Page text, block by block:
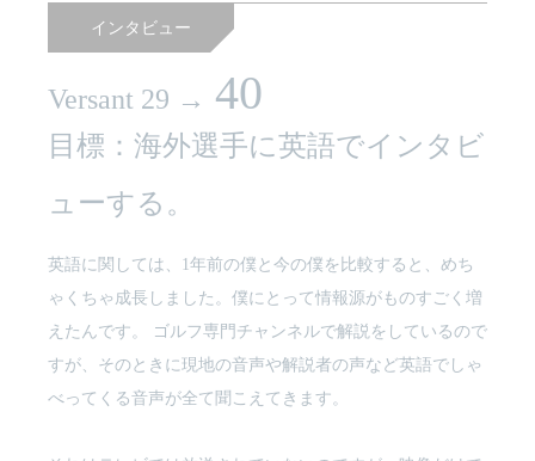
インタビュー
Versant 29 → 40
目標：海外選手に英語でインタビ
ューする。
英語に関しては、1年前の僕と今の僕を比較すると、めち
ゃくちゃ成長しました。僕にとって情報源がものすごく増
えたんです。 ゴルフ専門チャンネルで解説をしているので
すが、そのときに現地の音声や解説者の声など英語でしゃ
べってくる音声が全て聞こえてきます。